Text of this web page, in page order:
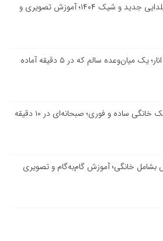
۱۰ مدل دسر یلدایی جدید و شیک ۱۴۰۴؛ آموزش تصویری و
دسر ماست و انار؛ یک میان‌وعده سالم که در ۵ دقیقه آماده
ساده و فوری؛ صبحانه‌ای در ۱۰ دقیقه
خانگی؛ آموزش گام‌به‌گام و تصویری